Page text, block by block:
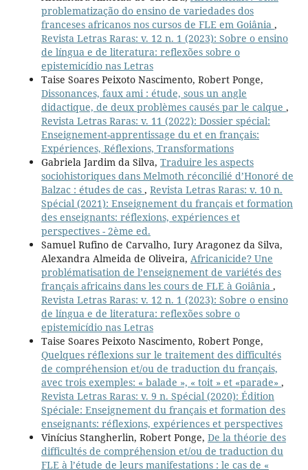
problematização do ensino de variedades dos
franceses africanos nos cursos de FLE em Goiânia ,
Revista Letras Raras: v. 12 n. 1 (2023): Sobre o ensino
de língua e de literatura: reflexões sobre o
epistemicídio nas Letras
Taise Soares Peixoto Nascimento, Robert Ponge,
Dissonances, faux ami : étude, sous un angle
didactique, de deux problèmes causés par le calque ,
Revista Letras Raras: v. 11 (2022): Dossier spécial:
Enseignement-apprentissage du et en français:
Expériences, Réflexions, Transformations
Gabriela Jardim da Silva, Traduire les aspects
sociohistoriques dans Melmoth réconcilié d’Honoré de
Balzac : études de cas , Revista Letras Raras: v. 10 n.
Spécial (2021): Enseignement du français et formation
des enseignants: réflexions, expériences et
perspectives - 2ème ed.
Samuel Rufino de Carvalho, Iury Aragonez da Silva,
Alexandra Almeida de Oliveira, Africanicide? Une
problématisation de l’enseignement de variétés des
français africains dans les cours de FLE à Goiânia ,
Revista Letras Raras: v. 12 n. 1 (2023): Sobre o ensino
de língua e de literatura: reflexões sobre o
epistemicídio nas Letras
Taise Soares Peixoto Nascimento, Robert Ponge,
Quelques réflexions sur le traitement des difficultés
de compréhension et/ou de traduction du français,
avec trois exemples: « balade », « toit » et «parade» ,
Revista Letras Raras: v. 9 n. Spécial (2020): Édition
Spéciale: Enseignement du français et formation des
enseignants: réflexions, expériences et perspectives
Vinícius Stangherlin, Robert Ponge, De la théorie des
difficultés de compréhension et/ou de traduction du
FLE à l’étude de leurs manifestations : le cas de «